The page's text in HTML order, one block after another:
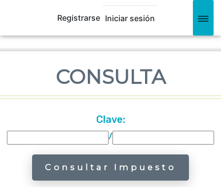
Registrarse Iniciar sesión
CONSULTA
Clave:
/
Consultar Impuesto